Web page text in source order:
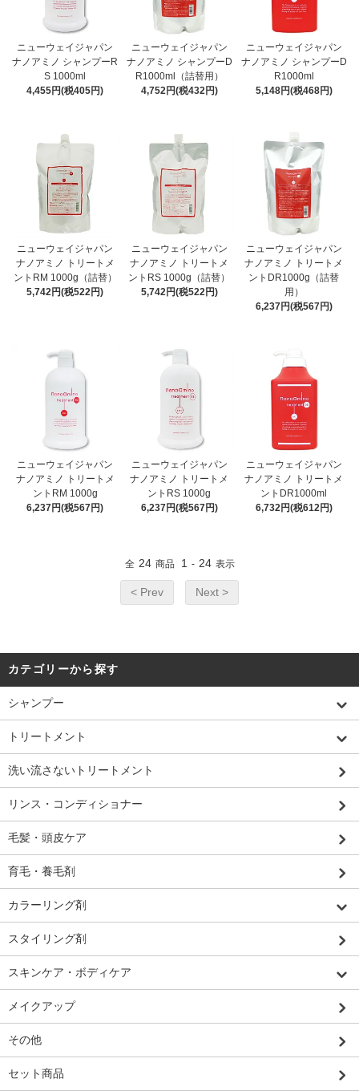
ニューウェイジャパン
ナノアミノ シャンプーR
S 1000ml
4,455円(税405円)
ニューウェイジャパン
ナノアミノ シャンプーD
R1000ml（詰替用）
4,752円(税432円)
ニューウェイジャパン
ナノアミノ シャンプーD
R1000ml
5,148円(税468円)
ニューウェイジャパン
ナノアミノ トリートメ
ントRM 1000g（詰替）
5,742円(税522円)
ニューウェイジャパン
ナノアミノ トリートメ
ントRS 1000g（詰替）
5,742円(税522円)
ニューウェイジャパン
ナノアミノ トリートメ
ントDR1000g（詰替
用）
6,237円(税567円)
ニューウェイジャパン
ナノアミノ トリートメ
ントRM 1000g
6,237円(税567円)
ニューウェイジャパン
ナノアミノ トリートメ
ントRS 1000g
6,237円(税567円)
ニューウェイジャパン
ナノアミノ トリートメ
ントDR1000ml
6,732円(税612円)
全 24 商品 1 - 24 表示
< Prev Next >
カテゴリーから探す
シャンプー
トリートメント
洗い流さないトリートメント
リンス・コンディショナー
毛髪・頭皮ケア
育毛・養毛剤
カラーリング剤
スタイリング剤
スキンケア・ボディケア
メイクアップ
その他
セット商品